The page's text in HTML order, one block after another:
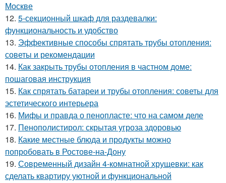
Москве
12. 5-секционный шкаф для раздевалки:
функциональность и удобство
13. Эффективные способы спрятать трубы отопления:
советы и рекомендации
14. Как закрыть трубы отопления в частном доме:
пошаговая инструкция
15. Как спрятать батареи и трубы отопления: советы для
эстетического интерьера
16. Мифы и правда о пенопласте: что на самом деле
17. Пенополистирол: скрытая угроза здоровью
18. Какие местные блюда и продукты можно
попробовать в Ростове-на-Дону
19. Современный дизайн 4-комнатной хрущевки: как
сделать квартиру уютной и функциональной